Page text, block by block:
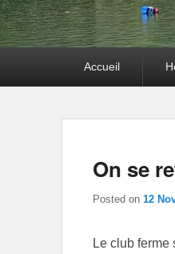
Accueil
On se
Posted on 12
Le club ferme